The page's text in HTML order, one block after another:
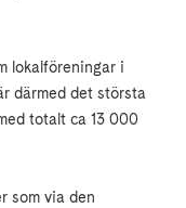
lokalföreningar i
därmed det största
totalt ca 13 000
som via den